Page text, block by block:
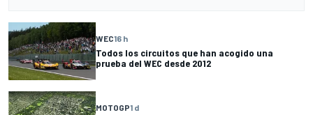
WEC16 h
Todos los circuitos que han acogido una
prueba del WEC desde 2012
MOTOGP1 d